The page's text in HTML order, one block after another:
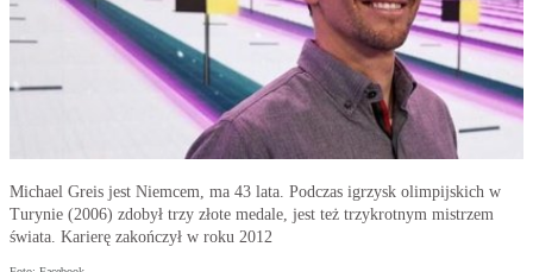
Michael Greis jest Niemcem, ma 43 lata. Podczas igrzysk olimpijskich w
Turynie (2006) zdobył trzy złote medale, jest też trzykrotnym mistrzem
świata. Karierę zakończył w roku 2012